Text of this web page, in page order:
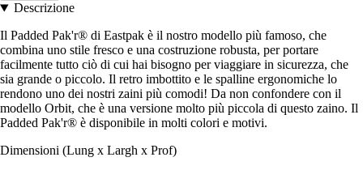
Descrizione
Il Padded Pak'r® di Eastpak è il nostro modello più famoso, che
combina uno stile fresco e una costruzione robusta, per portare
facilmente tutto ciò di cui hai bisogno per viaggiare in sicurezza, che
sia grande o piccolo. Il retro imbottito e le spalline ergonomiche lo
rendono uno dei nostri zaini più comodi! Da non confondere con il
modello Orbit, che è una versione molto più piccola di questo zaino. Il
Padded Pak'r® è disponibile in molti colori e motivi.
Dimensioni (Lung x Largh x Prof)